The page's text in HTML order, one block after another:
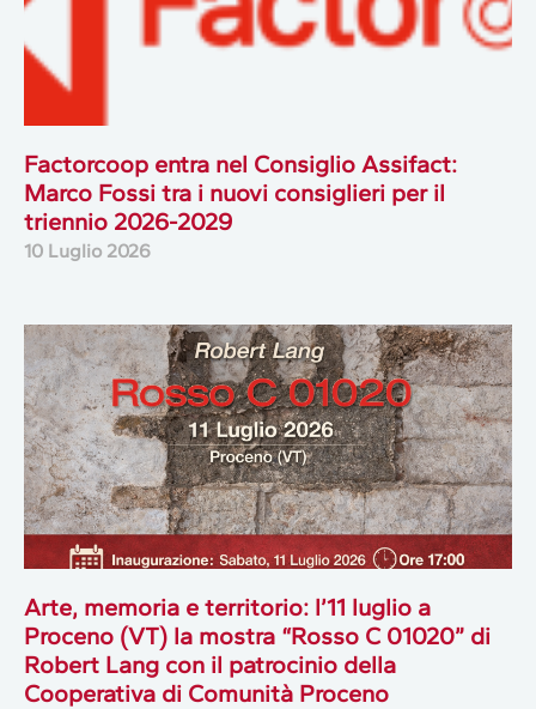
Factorcoop entra nel Consiglio Assifact:
Marco Fossi tra i nuovi consiglieri per il
triennio 2026-2029
10 Luglio 2026
Arte, memoria e territorio: l’11 luglio a
Proceno (VT) la mostra “Rosso C 01020” di
Robert Lang con il patrocinio della
Cooperativa di Comunità Proceno